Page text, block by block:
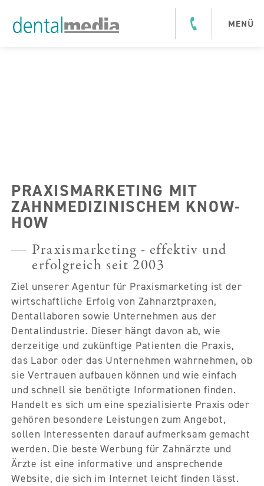
PRAXISMARKETING MIT
ZAHNMEDIZINISCHEM KNOW-
HOW
Praxismarketing - effektiv und
erfolgreich seit 2003
Ziel unserer Agentur für Praxismarketing ist der
wirtschaftliche Erfolg von Zahnarztpraxen,
Dentallaboren sowie Unternehmen aus der
Dentalindustrie. Dieser hängt davon ab, wie
derzeitige und zukünftige Patienten die Praxis,
das Labor oder das Unternehmen wahrnehmen, ob
sie Vertrauen aufbauen können und wie einfach
und schnell sie benötigte Informationen finden.
Handelt es sich um eine spezialisierte Praxis oder
gehören besondere Leistungen zum Angebot,
sollen Interessenten darauf aufmerksam gemacht
werden. Die beste Werbung für Zahnärzte und
Ärzte ist eine informative und ansprechende
Website, die sich im Internet leicht finden lässt.